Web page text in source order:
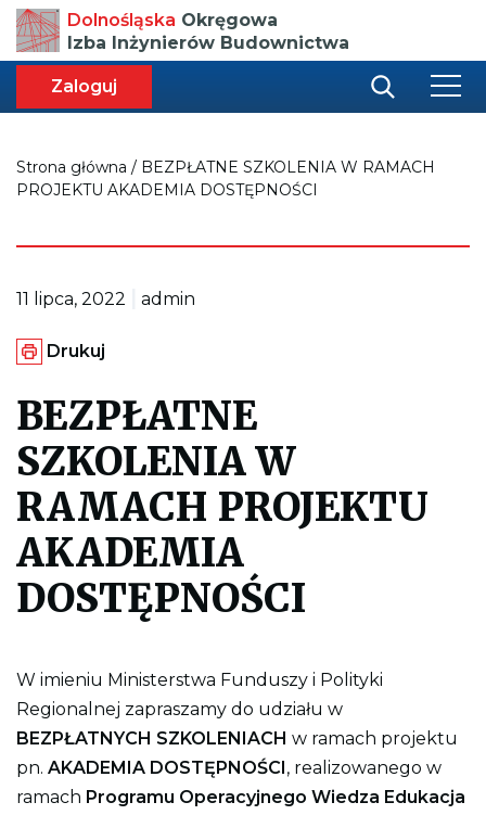
Przenosi
do
strony
głównej
Dolnośląska Okręgowa
Izba Inżynierów Budownictwa
Zaloguj
Strona główna / BEZPŁATNE SZKOLENIA W RAMACH
PROJEKTU AKADEMIA DOSTĘPNOŚCI
11 lipca, 2022 admin
G
e
e
u
j
e
i
k
p
d
f
d
d
r
u
k
o
w
a
n
Drukuj
BEZPŁATNE
SZKOLENIA W
RAMACH PROJEKTU
AKADEMIA
DOSTĘPNOŚCI
W imieniu Ministerstwa Funduszy i Polityki
Regionalnej zapraszamy do udziału w
BEZPŁATNYCH SZKOLENIACH w ramach projektu
pn. AKADEMIA DOSTĘPNOŚCI, realizowanego w
ramach Programu Operacyjnego Wiedza Edukacja